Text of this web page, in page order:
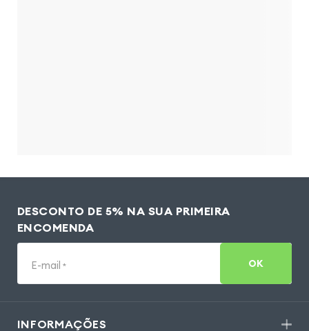
DESCONTO DE 5% NA SUA PRIMEIRA
ENCOMENDA
E-mail * OK
INFORMAÇÕES